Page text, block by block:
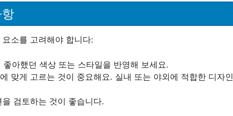
소를 고려해야 합니다:
좋아했던 색상 또는 스타일을 반영해 보세요.
맞게 고르는 것이 중요해요. 실내 또는 야외에 적합한 디자인
검토하는 것이 좋습니다.